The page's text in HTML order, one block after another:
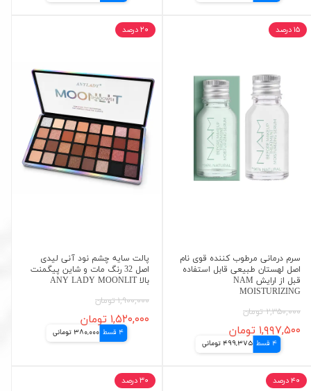
سرم درمانی مرطوب کننده قوی نام
اصل لهستان طبیعی قابل استفاده
قبل از ارایش NAM
MOISTURIZING
۲,۳۵۰,۰۰۰ تومان
۱,۹۹۷,۵۰۰ تومان
4 قسط 499,375 تومانی
۱۵ درصد
پالت سایه چشم نود آنی لیدی
اصل 32 رنگ مات و شاین پیگمنت
بالا ANY LADY MOONLIT
۱,۹۰۰,۰۰۰ تومان
۱,۵۲۰,۰۰۰ تومان
4 قسط 380,000 تومانی
۲۰ درصد
۴۰ درصد ۳۰ درصد